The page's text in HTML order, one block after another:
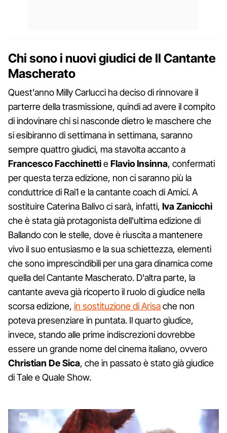
Chi sono i nuovi giudici de Il Cantante
Mascherato
Quest'anno Milly Carlucci ha deciso di rinnovare il
parterre della trasmissione, quindi ad avere il compito
di indovinare chi si nasconde dietro le maschere che
si esibiranno di settimana in settimana, saranno
sempre quattro giudici, ma stavolta accanto a
Francesco FacchinettieFlavio Insinna, confermati
per questa terza edizione, non ci saranno più la
conduttrice di Rai1 e la cantante coach di Amici. A
sostituire Caterina Balivo ci sarà, infatti, Iva Zanicchi
che è stata già protagonista dell'ultima edizione di
Ballando con le stelle, dove è riuscita a mantenere
vivo il suo entusiasmo e la sua schiettezza, elementi
che sono imprescindibili per una gara dinamica come
quella del Cantante Mascherato. D'altra parte, la
cantante aveva già ricoperto il ruolo di giudice nella
scorsa edizione, in sostituzione di Arisache non
poteva presenziare in puntata. Il quarto giudice,
invece, stando alle prime indiscrezioni dovrebbe
essere un grande nome del cinema italiano, ovvero
Christian De Sica, che in passato è stato già giudice
di Tale e Quale Show.